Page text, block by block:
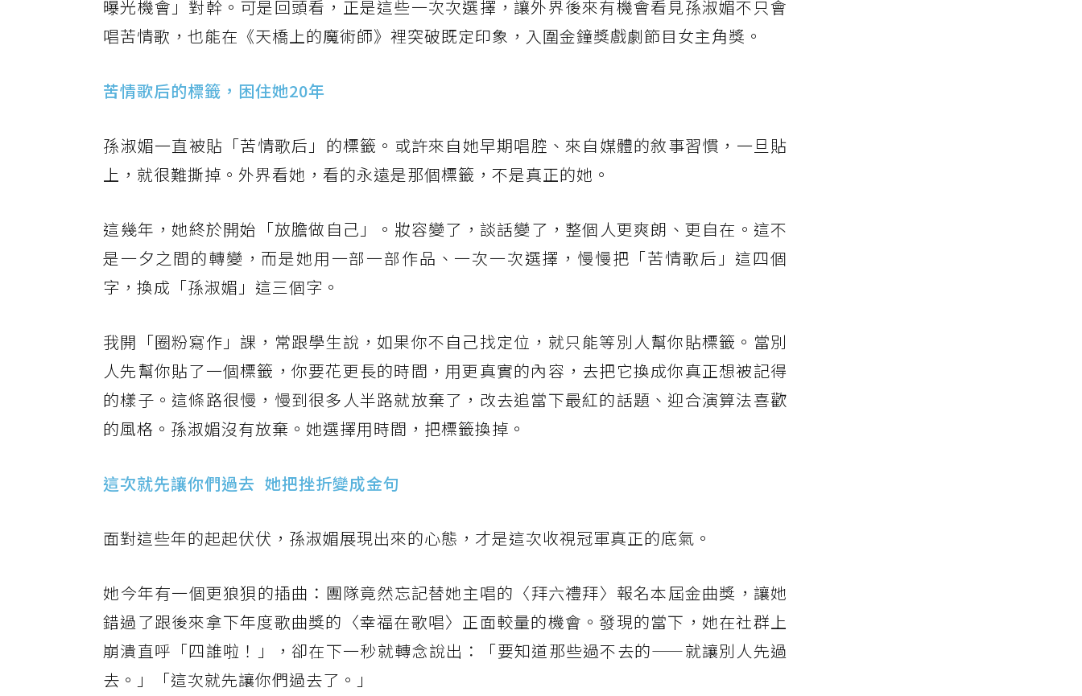
曝光機會」對幹。可是回頭看，正是這些一次次選擇，讓外界後來有機會看見孫淑媚不只會
唱苦情歌，也能在《天橋上的魔術師》裡突破既定印象，入圍金鐘獎戲劇節目女主角獎。
苦情歌后的標籤，困住她20年
​孫淑媚一直被貼「苦情歌后」的標籤。或許來自她早期唱腔、來自媒體的敘事習慣，一旦貼
上，就很難撕掉。外界看她，看的永遠是那個標籤，不是真正的她。
​這幾年，她終於開始「放膽做自己」。妝容變了，談話變了，整個人更爽朗、更自在。這不
是一夕之間的轉變，而是她用一部一部作品、一次一次選擇，慢慢把「苦情歌后」這四個
字，換成「孫淑媚」這三個字。
我開「圈粉寫作」課，常跟學生說，如果你不自己找定位，就只能等別人幫你貼標籤。當別
人先幫你貼了一個標籤，你要花更長的時間，用更真實的內容，去把它換成你真正想被記得
的樣子。這條路很慢，慢到很多人半路就放棄了，改去追當下最紅的話題、迎合演算法喜歡
的風格。孫淑媚沒有放棄。她選擇用時間，把標籤換掉。
這次就先讓你們過去 ​ 她把挫折變成金句
面對這些年的起起伏伏，孫淑媚展現出來的心態，才是這次收視冠軍真正的底氣。
​她今年有一個更狼狽的插曲：團隊竟然忘記替她主唱的〈拜六禮拜〉報名本屆金曲獎，讓她
錯過了跟後來拿下年度歌曲獎的〈幸福在歌唱〉正面較量的機會。發現的當下，她在社群上
崩潰直呼「四誰啦！」，卻在下一秒就轉念說出：「要知道那些過不去的——就讓別人先過
去。」「這次就先讓你們過去了。」